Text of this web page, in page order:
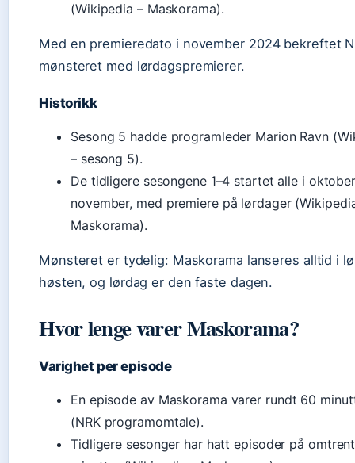
(Wikipedia – Maskorama).
Med en premieredato i november 2024 bekreftet
mønsteret med lørdagspremierer.
Historikk
Sesong 5 hadde programleder Marion Ravn
– sesong 5).
De tidligere sesongene 1–4 startet alle i
november, med premiere på lørdager
Maskorama).
Mønsteret er tydelig: Maskorama lanseres alltid i
høsten, og lørdag er den faste dagen.
Hvor lenge varer Maskorama?
Varighet per episode
En episode av Maskorama varer rundt 60
(NRK programomtale).
Tidligere sesonger har hatt episoder på